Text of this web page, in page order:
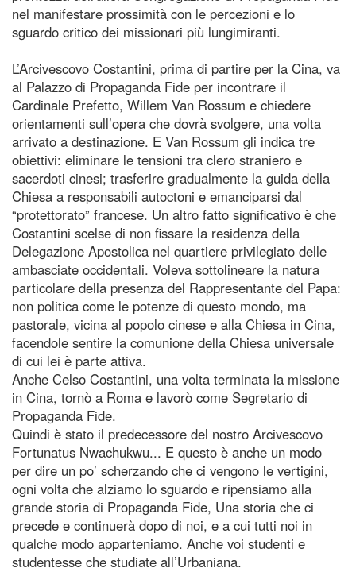
nel manifestare prossimità con le percezioni e lo
sguardo critico dei missionari più lungimiranti.
L’Arcivescovo Costantini, prima di partire per la Cina, va
al Palazzo di Propaganda Fide per incontrare il
Cardinale Prefetto, Willem Van Rossum e chiedere
orientamenti sull’opera che dovrà svolgere, una volta
arrivato a destinazione. E Van Rossum gli indica tre
obiettivi: eliminare le tensioni tra clero straniero e
sacerdoti cinesi; trasferire gradualmente la guida della
Chiesa a responsabili autoctoni e emanciparsi dal
“protettorato” francese. Un altro fatto significativo è che
Costantini scelse di non fissare la residenza della
Delegazione Apostolica nel quartiere privilegiato delle
ambasciate occidentali. Voleva sottolineare la natura
particolare della presenza del Rappresentante del Papa:
non politica come le potenze di questo mondo, ma
pastorale, vicina al popolo cinese e alla Chiesa in Cina,
facendole sentire la comunione della Chiesa universale
di cui lei è parte attiva.
Anche Celso Costantini, una volta terminata la missione
in Cina, tornò a Roma e lavorò come Segretario di
Propaganda Fide.
Quindi è stato il predecessore del nostro Arcivescovo
Fortunatus Nwachukwu... E questo è anche un modo
per dire un po’ scherzando che ci vengono le vertigini,
ogni volta che alziamo lo sguardo e ripensiamo alla
grande storia di Propaganda Fide, Una storia che ci
precede e continuerà dopo di noi, e a cui tutti noi in
qualche modo apparteniamo. Anche voi studenti e
studentesse che studiate all’Urbaniana.